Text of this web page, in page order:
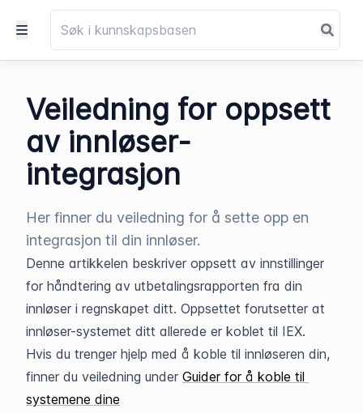
Veiledning for oppsett
av innløser-
integrasjon
Her finner du veiledning for å sette opp en
integrasjon til din innløser.
Denne artikkelen beskriver oppsett av innstillinger
for håndtering av utbetalingsrapporten fra din
innløser i regnskapet ditt. Oppsettet forutsetter at
innløser-systemet ditt allerede er koblet til IEX.
Hvis du trenger hjelp med å koble til innløseren din,
finner du veiledning under Guider for å koble til
systemene dine